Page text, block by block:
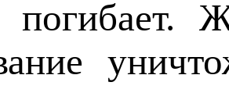
погибает.